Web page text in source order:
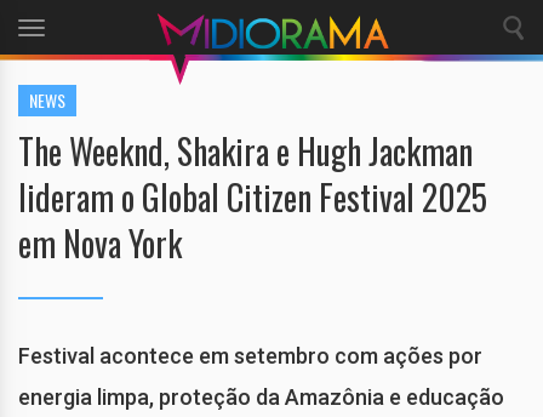
Toggle
navigation
NEWS
The Weeknd, Shakira e Hugh Jackman
lideram o Global Citizen Festival 2025
em Nova York
Festival acontece em setembro com ações por
energia limpa, proteção da Amazônia e educação